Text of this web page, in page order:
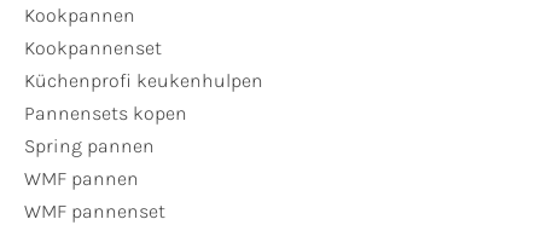
Kookpannen
Kookpannenset
Küchenprofi keukenhulpen
Pannensets kopen
Spring pannen
WMF pannen
WMF pannenset